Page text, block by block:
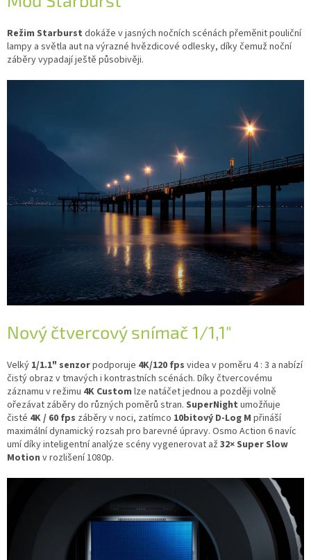
Režim Starburst dokáže v jasných nočních scénách přeměnit pouliční
lampy a světla aut na výrazné hvězdicové odlesky, díky čemuž noční
záběry vypadají ještě působivěji.
Nový čtvercový snímač 1/1,1"
Velký 1/1.1" senzorpodporuje 4K/120 fps videa v poměru 4 : 3 a nabízí
čistý obraz v tmavých i kontrastních scénách. Díky čtvercovému
záznamu v režimu 4K Custom lze natáčet jednou a později volně
ořezávat záběry do různých poměrů stran. SuperNight umožňuje
čisté 4K / 60 fps záběry v noci, zatímco 10bitový D-Log M přináší
maximální dynamický rozsah pro barevné úpravy. Osmo Action 6 navíc
umí díky inteligentní analýze scény vygenerovat až 32× Super Slow
Motion v rozlišení 1080p.